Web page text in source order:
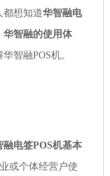
都想知道华智融电
华智融的使用体
智融POS机。
融电签POS机基本
或个体经营户使